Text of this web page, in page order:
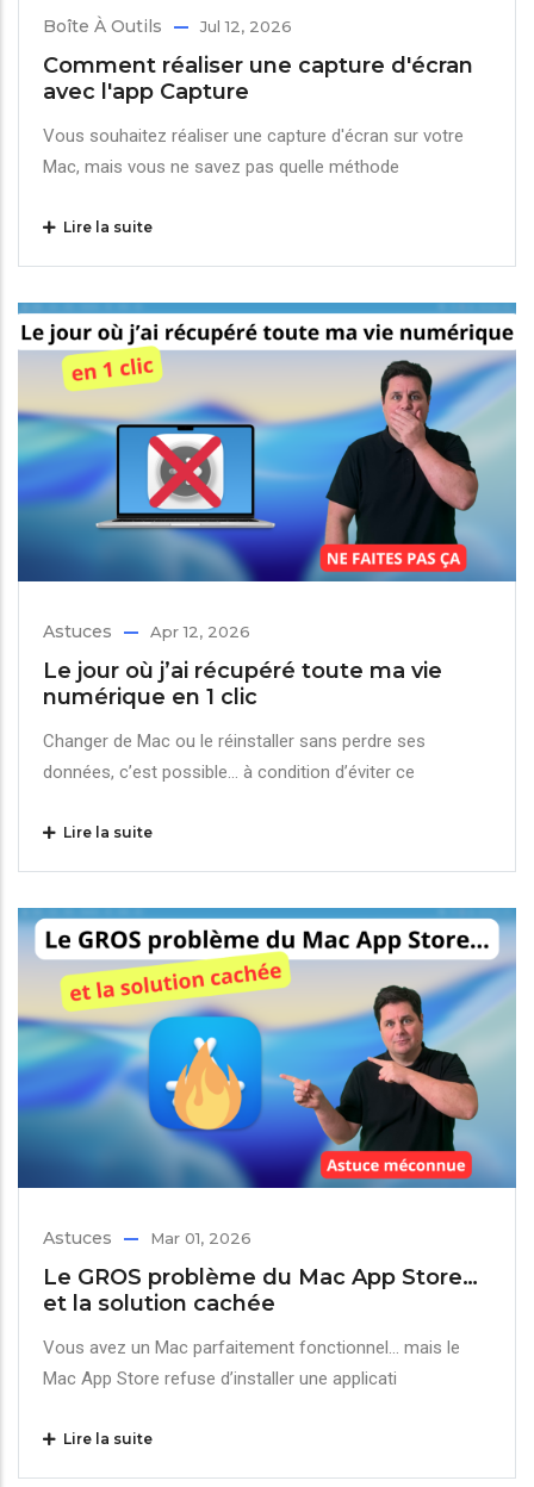
Boîte À Outils Jul 12, 2026
Comment réaliser une capture d'écran
avec l'app Capture
Vous souhaitez réaliser une capture d'écran sur votre
Mac, mais vous ne savez pas quelle méthode
Lire la suite
Astuces Apr 12, 2026
Le jour où j’ai récupéré toute ma vie
numérique en 1 clic
Changer de Mac ou le réinstaller sans perdre ses
données, c’est possible… à condition d’éviter ce
Lire la suite
Astuces Mar 01, 2026
Le GROS problème du Mac App Store…
et la solution cachée
Vous avez un Mac parfaitement fonctionnel… mais le
Mac App Store refuse d’installer une applicati
Lire la suite